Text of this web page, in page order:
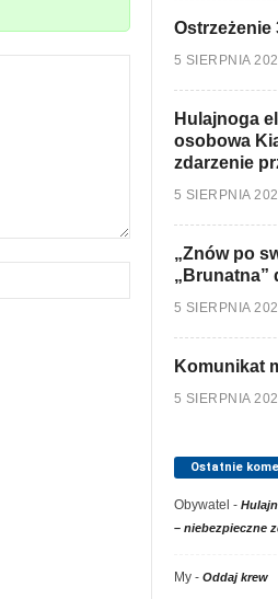
Ostrzeżenie
5 SIERPNIA
Hulajnoga
osobowa
zdarzenie
5 SIERPNIA
„Znów po
„Brunatna”
5 SIERPNIA
Komunikat
5 SIERPNIA
Ostatnie
Obywatel -
– niebezpieczne
My- Oddaj krew